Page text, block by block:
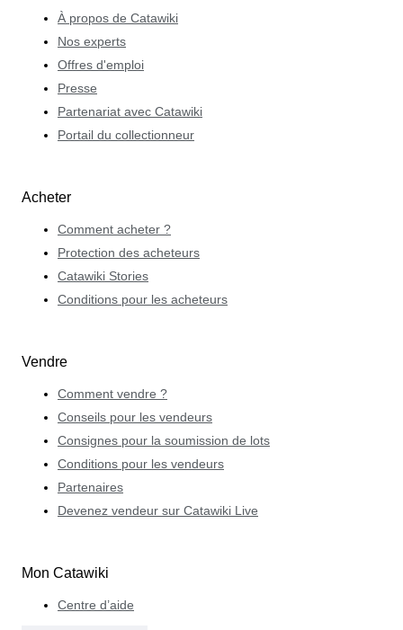
À propos de Catawiki
Nos experts
Offres d'emploi
Presse
Partenariat avec Catawiki
Portail du collectionneur
Acheter
Comment acheter ?
Protection des acheteurs
Catawiki Stories
Conditions pour les acheteurs
Vendre
Comment vendre ?
Conseils pour les vendeurs
Consignes pour la soumission de lots
Conditions pour les vendeurs
Partenaires
Devenez vendeur sur Catawiki Live
Mon Catawiki
Centre d’aide